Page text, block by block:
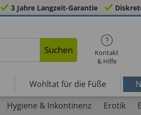
3 Jahre Langzeit-Garantie
Suchen
Kontakt
& Hilfe
Wohltat für die Füße
Hygiene & Inkontinenz Erotik